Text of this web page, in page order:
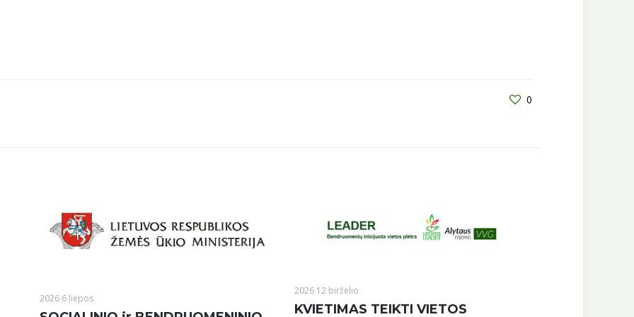
0
2026 6 liepos
2026 12 birželio
KVIETIMAS TEIKTI VIETOS